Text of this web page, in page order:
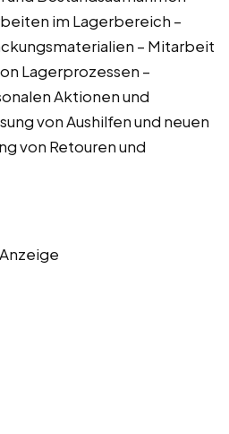
im Lagerbereich –
– Mitarbeit
Lagerprozessen –
Aktionen und
von Aushilfen und neuen
von Retouren und
Anzeige